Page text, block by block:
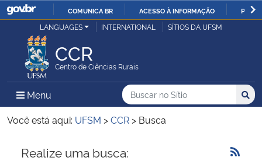
IR
COMUNICA BR ACESSO À INFORMAÇÃO
Ministério da Justiça e Segurança Pública
Ministério da Defesa
Ministério das Relações Exteriores
Ministério da Economia
LANGUAGES INTERNATIONAL SÍTIOS DA UFSM
CCR
Centro de Ciências Rurais
Menu Menu Principal do Sítio
Busca
Buscar no no Sítio
Busca:
Você está aqui: UFSM >CCR > Busca
Início do conteúdo
Realize uma busca: